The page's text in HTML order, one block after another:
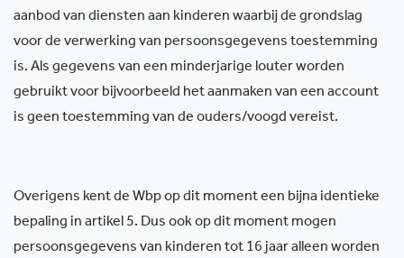
aanbod van diensten aan kinderen waarbij de grondslag
voor de verwerking van persoonsgegevens toestemming
is. Als gegevens van een minderjarige louter worden
gebruikt voor bijvoorbeeld het aanmaken van een account
is geen toestemming van de ouders/voogd vereist.
Overigens kent de Wbp op dit moment een bijna identieke
bepaling in artikel 5. Dus ook op dit moment mogen
persoonsgegevens van kinderen tot 16 jaar alleen worden